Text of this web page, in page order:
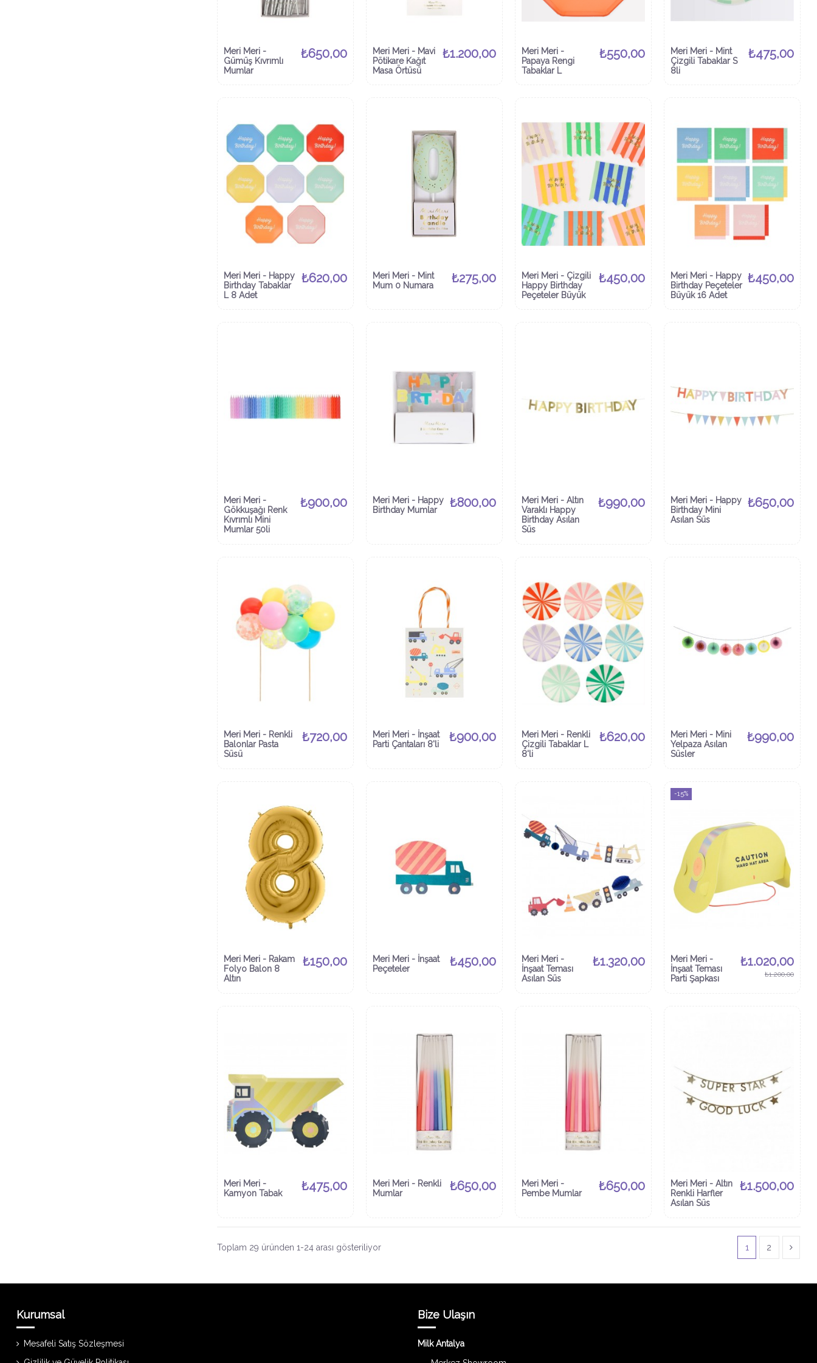
Meri Meri -
Gümüş Kıvrımlı
Mumlar
₺650,00
Meri Meri - Mavi
Pötikare Kağıt
Masa Örtüsü
₺1.200,00
Meri Meri -
Papaya Rengi
Tabaklar L
₺550,00
Meri Meri - Mint
Çizgili Tabaklar S
8li
₺475,00
Meri Meri - Happy
Birthday Tabaklar
L 8 Adet
₺620,00
Meri Meri - Mint
Mum 0 Numara
₺275,00
Meri Meri - Çizgili
Happy Birthday
Peçeteler Büyük
₺450,00
Meri Meri - Happy
Birthday Peçeteler
Büyük 16 Adet
₺450,00
Meri Meri -
Gökkuşağı Renk
Kıvrımlı Mini
Mumlar 50li
₺900,00
Meri Meri - Happy
Birthday Mumlar
₺800,00
Meri Meri - Altın
Varaklı Happy
Birthday Asılan
Süs
₺990,00
Meri Meri - Happy
Birthday Mini
Asılan Süs
₺650,00
Meri Meri - Renkli
Balonlar Pasta
Süsü
₺720,00
Meri Meri - İnşaat
Parti Çantaları 8'li
₺900,00
Meri Meri - Renkli
Çizgili Tabaklar L
8'li
₺620,00
Meri Meri - Mini
Yelpaza Asılan
Süsler
₺990,00
Meri Meri - Rakam
Folyo Balon 8
Altın
₺150,00
Meri Meri - İnşaat
Peçeteler
₺450,00
Meri Meri -
İnşaat Teması
Asılan Süs
₺1.320,00
-15%
Meri Meri -
İnşaat Teması
Parti Şapkası
₺1.020,00
₺1.200,00
Meri Meri -
Kamyon Tabak
₺475,00
Meri Meri - Renkli
Mumlar
₺650,00
Meri Meri -
Pembe Mumlar
₺650,00
Meri Meri - Altın
Renkli Harfler
Asılan Süs
₺1.500,00
Toplam 29 üründen 1-24 arası gösteriliyor 1 2
Kurumsal
Mesafeli Satış Sözleşmesi
Bize Ulaşın
Milk Antalya